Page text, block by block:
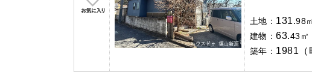
土地： 131.98
建物：63.43㎡
築年： 1981（